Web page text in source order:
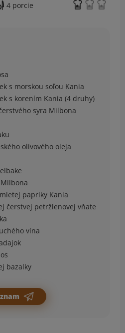
4 porcie
s morskou soľou Kania
s korením Kania (4 druhy)
syra Milbona
olivového oleja
papriky Kania
čerstvej petržlenovej vňate
vína
bazalky